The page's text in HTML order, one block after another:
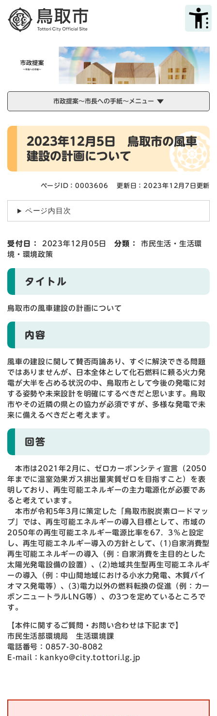
メニューを飛ばして本文へ
市政提案～市長への手紙～メニュー
本
2023年12月5日 鳥取市の風車
建設の計画について
ページID：0003606 更新日：2023年12月7日更新
ページ内目次
受付日： 2023年12月05日 分類：
市民生活・生活環
境・環境政策
タイトル
鳥取市の風車建設の計画について
内容
風車の建設に関して賛否両論あり、すぐに解決できる問題
ではありませんが、日本全体として化石燃料に頼る火力発
電が大半を占める状況の中、鳥取市として今後の発電に対
する姿勢や未来設計を明確にするべきだと思います。鳥取
市やその近隣の県との協力が必須ですが、多様な発電で未
来に備えるべきだと考えます。
回答
本市は2021年2月に、ゼロカーボンシティ宣言（2050
年までに温室効果ガス排出量実質ゼロを目指すこと）を表
明しており、再生可能エネルギーの主力電源化が必要であ
ると考えています。
本市が令和5年3月に策定した「鳥取市脱炭素ロードマッ
プ」では、再生可能エネルギーの導入目標として、市域の
2050年の再生可能エネルギー電源比率を67．3％と設定
し、再生可能エネルギー導入の方針として、(1)自家消費型
再生可能エネルギーの導入（例：自家消費を主目的とした
太陽光発電設備の設置）、(2)地域共生型再生可能エネルギ
ーの導入（例：中山間地域における小水力発電、木質バイ
オマス発電等）、(3)電力以外の燃料転換の促進（例：カー
ボンニュートラルLNG等）、の3つを定めているところで
す。
【本件に関するご質問・お問い合わせは下記まで】
市民生活部環境局 生活環境課
電話番号：0857-30-8082
E-mail：kankyo@city.tottori.lg.jp